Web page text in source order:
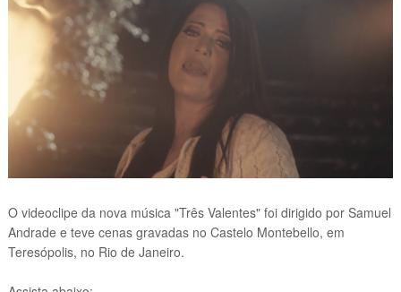
O videoclipe da nova música "Três Valentes" foi dirigido por Samuel
Andrade e teve cenas gravadas no Castelo Montebello, em
Teresópolis, no Rio de Janeiro.